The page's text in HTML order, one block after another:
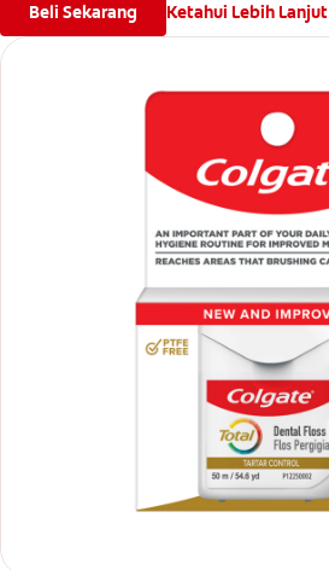
Beli Sekarang Ketahui Lebih Lanjut